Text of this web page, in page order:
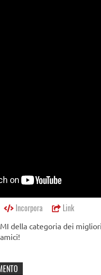
Incorpora Link
della categoria dei